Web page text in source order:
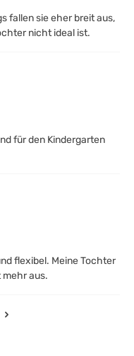
fallen sie eher breit aus,
nicht ideal ist.
für den Kindergarten
flexibel. Meine Tochter
aus.